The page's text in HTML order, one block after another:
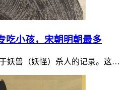
吃小孩，宋朝明朝最多
妖兽（妖怪）杀人的记录。这…